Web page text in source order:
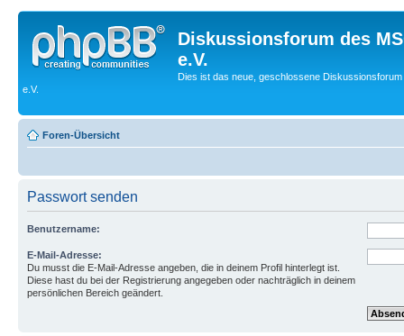
Diskussionsforum des
e.V.
Dies ist das neue, geschlossene
e.V.
Foren-Übersicht
Passwort senden
Benutzername:
E-Mail-Adresse:
Du musst die E-Mail-Adresse angeben, die in deinem Profil hinterlegt ist.
Diese hast du bei der Registrierung angegeben oder nachträglich in deinem
persönlichen Bereich geändert.